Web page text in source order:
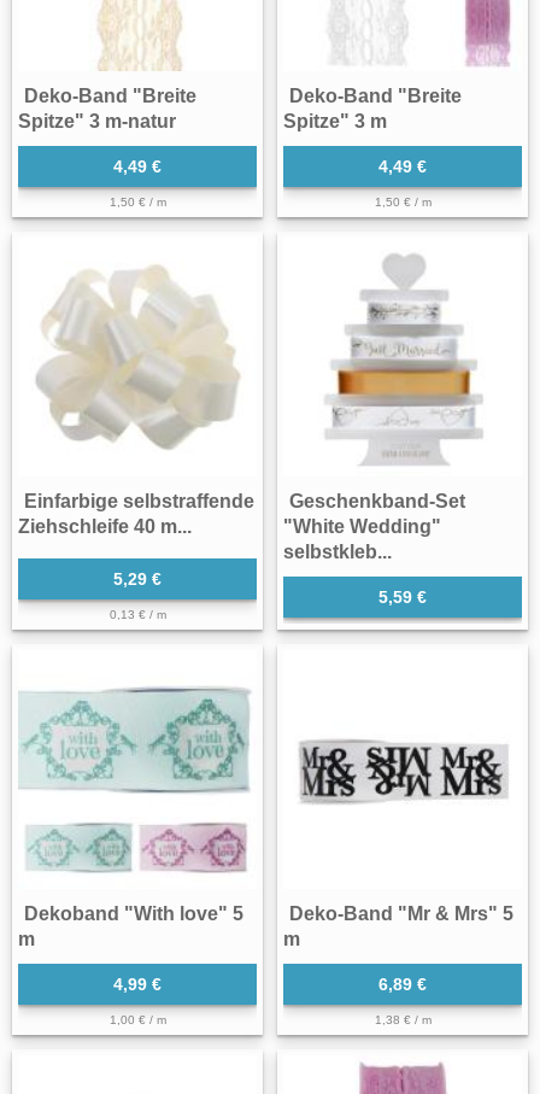
Deko-Band "Breite
Spitze" 3 m-natur
4,49 €
1,50 € / m
Deko-Band "Breite
Spitze" 3 m
4,49 €
1,50 € / m
Einfarbige selbstraffende
Ziehschleife 40 m...
5,29 €
0,13 € / m
Geschenkband-Set
"White Wedding"
selbstkleb...
5,59 €
Dekoband "With love" 5
m
4,99 €
1,00 € / m
Deko-Band "Mr & Mrs" 5
m
6,89 €
1,38 € / m